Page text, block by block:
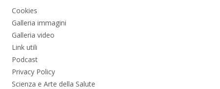
Cookies
Galleria immagini
Galleria video
Link utili
Podcast
Privacy Policy
Scienza e Arte della Salute